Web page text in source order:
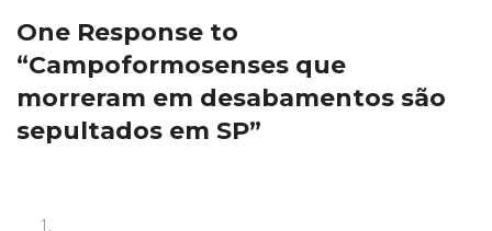
One Response to
“Campoformosenses que
morreram em desabamentos são
sepultados em SP”